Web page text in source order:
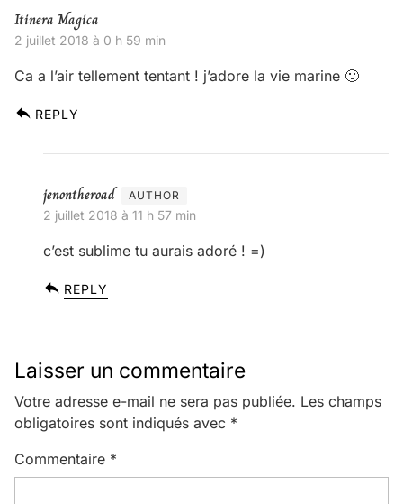
Itinera Magica
2 juillet 2018 à 0 h 59 min
Ca a l’air tellement tentant ! j’adore la vie marine 🙂
REPLY
jenontheroad
2 juillet 2018 à 11 h 57 min
c’est sublime tu aurais adoré ! =)
REPLY
Laisser un commentaire
Votre adresse e-mail ne sera pas publiée. Les champs
obligatoires sont indiqués avec *
Commentaire *